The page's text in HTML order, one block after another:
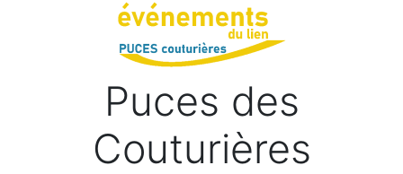
Puces des
Couturières